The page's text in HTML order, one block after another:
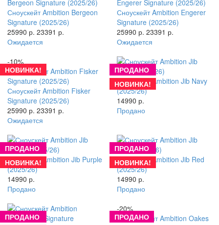
Сноускейт Ambition Bergeon
Signature (2025/26)
25990 р. 23391 р.
Ожидается
Сноускейт Ambition Engerer
Signature (2025/26)
25990 р. 23391 р.
Ожидается
НОВИНКА!
-10%
Сноускейт Ambition Fisker
Signature (2025/26)
25990 р. 23391 р.
Ожидается
ПРОДАНО
НОВИНКА!
Сноускейт Ambition Jib Navy
(2025/26)
14990 р.
Продано
ПРОДАНО
НОВИНКА!
Сноускейт Ambition Jib Purple
(2025/26)
14990 р.
Продано
ПРОДАНО
НОВИНКА!
Сноускейт Ambition Jib Red
(2025/26)
14990 р.
Продано
ПРОДАНО
ПРОДАНО
-20%